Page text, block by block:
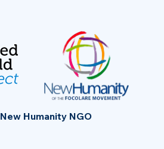
New Humanity NGO